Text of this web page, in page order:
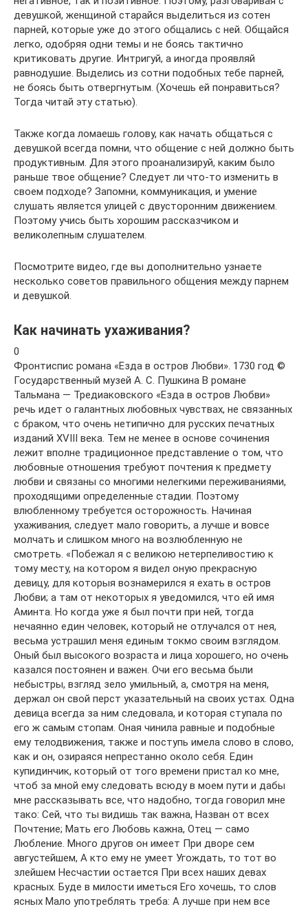
девушкой, женщиной старайся выделиться из сотен
парней, которые уже до этого общались с ней. Общайся
легко, одобряя одни темы и не боясь тактично
критиковать другие. Интригуй, а иногда проявляй
равнодушие. Выделись из сотни подобных тебе парней,
не боясь быть отвергнутым. (Хочешь ей понравиться?
Тогда читай эту статью).
Также когда ломаешь голову, как начать общаться с
девушкой всегда помни, что общение с ней должно быть
продуктивным. Для этого проанализируй, каким было
раньше твое общение? Следует ли что-то изменить в
своем подходе? Запомни, коммуникация, и умение
слушать является улицей с двусторонним движением.
Поэтому учись быть хорошим рассказчиком и
великолепным слушателем.
Посмотрите видео, где вы дополнительно узнаете
несколько советов правильного общения между парнем
и девушкой.
Как начинать ухаживания?
0
Фронтиспис романа «Езда в остров Любви». 1730 год ©
Государственный музей А. С. Пушкина В романе
Тальмана — Тредиаковского «Езда в остров Любви»
речь идет о галантных любовных чувствах, не связанных
с браком, что очень нетипично для русских печатных
изданий XVIII века. Тем не менее в основе сочинения
лежит вполне традиционное представление о том, что
любовные отношения требуют почтения к предмету
любви и связаны со многими нелегкими переживаниями,
проходящими определенные стадии. Поэтому
влюбленному требуется осторожность. Начиная
ухаживания, следует мало говорить, а лучше и вовсе
молчать и слишком много на возлюбленную не
смотреть. «Побежал я с великою нетерпеливостию к
тому месту, на котором я видел оную прекрасную
девицу, для которыя вознамерился я ехать в остров
Любви; а там от некоторых я уведомился, что ей имя
Аминта. Но когда уже я был почти при ней, тогда
нечаянно един человек, который не отлучался от нея,
весьма устрашил меня единым токмо своим взглядом.
Оный был высокого возраста и лица хорошего, но очень
казался постоянен и важен. Очи его весьма были
небыстры, взгляд зело умильный, а, смотря на меня,
держал он свой перст указательный на своих устах. Одна
девица всегда за ним следовала, и которая ступала по
его ж самым стопам. Оная чинила равные и подобные
ему телодвижения, также и поступь имела слово в слово,
как и он, озираяся непрестанно около себя. Един
купидинчик, который от того времени пристал ко мне,
чтоб за мной ему следовать всюду в моем пути и дабы
мне рассказывать все, что надобно, тогда говорил мне
тако: Сей, что ты видишь так важна, Назван от всех
Почтение; Мать его Любовь кажна, Отец — само
Любление. Много другов он имеет При дворе сем
августейшем, А кто ему не умеет Угождать, то тот во
злейшем Несчастии остается При всех наших девах
красных. Буде в милости иметься Его хочешь, то слов
ясных Мало употреблять треба: А лучше при нем все